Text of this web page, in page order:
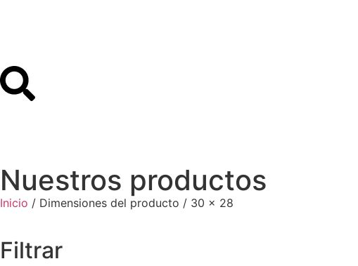
Nuestros productos
Inicio / Dimensiones del producto / 30 x 28
Filtrar